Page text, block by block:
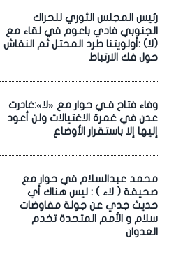
رئيس المجلس الثوري للحراك
الجنوبي فادي باعوم في لقاء مع
(لا) :أولويتنا طرد المحتل ثم النقاش
حول فك الارتباط
وفاء فتاح فـي حوار مع «لا»:غادرت
عدن في غمرة الاغتيالات ولن أعود
إليها إلا باستقرار الأوضاع
محمد عبدالسلام في حوار مع
صحيفة ( لاء ) : ليس هناك أي
حديث جدي عن جولة مفاوضات
سلام و الأمم المتحدة تخدم
العدوان